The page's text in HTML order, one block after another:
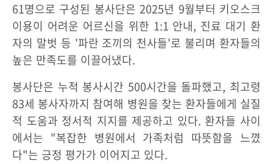
61명으로 구성된 봉사단은 2025년 9월부터 키오스크
이용이 어려운 어르신을 위한 1:1 안내, 진료 대기 환
자의 말벗 등 '파란 조끼의 천사들'로 불리며 환자들의
높은 만족도를 이끌어냈다.
봉사단은 누적 봉사시간 500시간을 돌파했고, 최고령
83세 봉사자까지 참여해 병원을 찾는 환자들에게 실질
적 도움과 정서적 지지를 제공하고 있다. 환자들 사이
에서는 "복잡한 병원에서 가족처럼 따뜻함을 느꼈
다"는 긍정 평가가 이어지고 있다.